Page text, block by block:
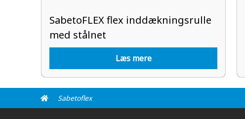
SabetoFLEX flex inddækningsrulle
med stålnet
Læs mere
Sabetoflex